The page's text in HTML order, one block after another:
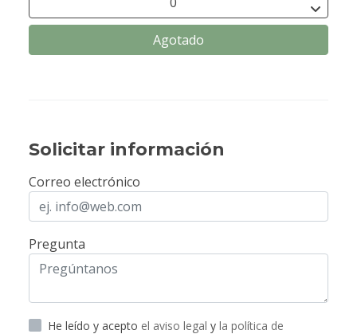
Agotado
Solicitar información
Correo electrónico
Pregunta
He leído y acepto el aviso legal y la política de